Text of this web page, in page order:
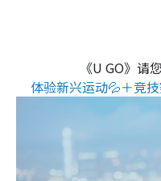
《U GO》请
体验新兴运动💦＋竞